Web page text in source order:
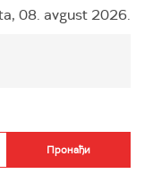
08. avgust 2026.